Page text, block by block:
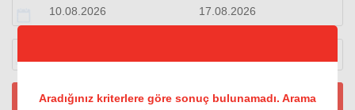
ARA
Aradığınız kriterlere göre sonuç bulunamadı. Arama